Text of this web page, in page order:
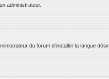
administrateur.
du forum d’installer la langue